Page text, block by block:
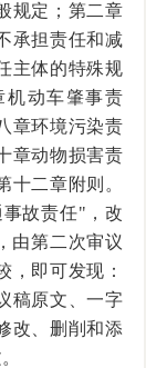
规定；第二章
承担责任和减
主体的特殊规
机动车肇事责
章环境污染责
章动物损害责
十二章附则。
故责任"，改
由第二次审议
，即可发现：
稿原文、一字
改、删削和添